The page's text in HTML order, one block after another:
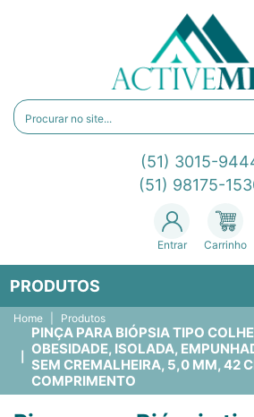
(51) 3015-
(51) 98175-
Entrar Carrinho
PRODUTOS
Home Produtos
PINÇA PARA BIÓPSIA TIPO
OBESIDADE, ISOLADA,
SEM CREMALHEIRA, 5,0 MM, 42
COMPRIMENTO